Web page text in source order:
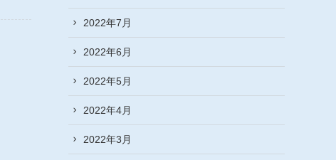
2022年7月
2022年6月
2022年5月
2022年4月
2022年3月